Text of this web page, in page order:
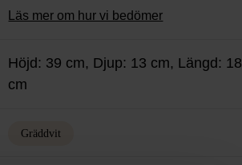
Läs mer om hur vi bedömer
Höjd: 39 cm, Djup: 13 cm, Längd: 18
cm
Gräddvit